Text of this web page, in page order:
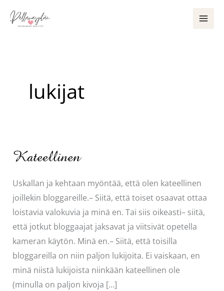
sisältöön
lukijat
Kateellinen
Uskallan ja kehtaan myöntää, että olen kateellinen
joillekin bloggareille.– Siitä, että toiset osaavat ottaa
loistavia valokuvia ja minä en. Tai siis oikeasti– siitä,
että jotkut bloggaajat jaksavat ja viitsivät opetella
kameran käytön. Minä en.– Siitä, että toisilla
bloggareilla on niin paljon lukijoita. Ei vaiskaan, en
minä niistä lukijoista niinkään kateellinen ole
(minulla on paljon kivoja […]